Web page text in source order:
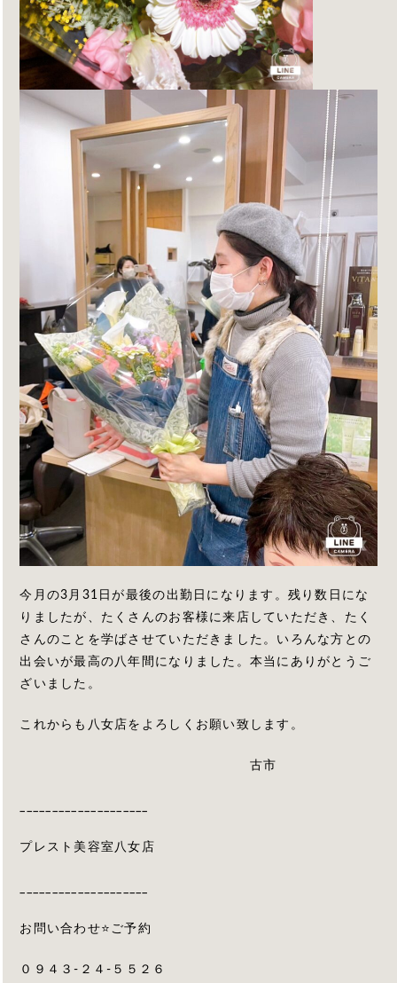
今月の3月31日が最後の出勤日になります。残り数日にな
りましたが、たくさんのお客様に来店していただき、たく
さんのことを学ばさせていただきました。いろんな方との
出会いが最高の八年間になりました。本当にありがとうご
ざいました。
これからも八女店をよろしくお願い致します。
古市
プレスト美容室八女店
お問い合わせ⭐️ご予約
０９４３-２４-５５２６